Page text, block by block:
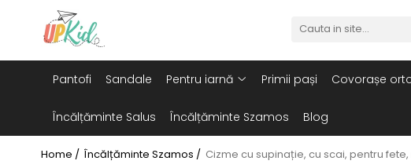
Pentru iarnă
Pantofi Sandale Pentru iarnă Primii pași Covorașe
Încălțăminte Salus Încălțăminte Szamos Blog
Home / Încălțăminte Szamos / Cizme cu supinație, cu scai, pentru